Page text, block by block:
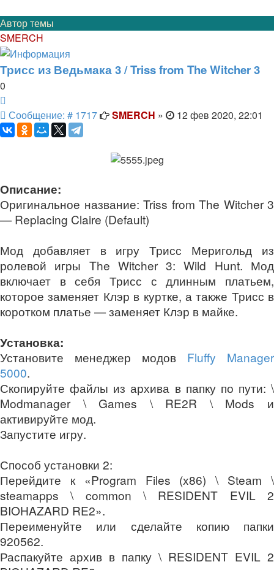
Автор темы
SMERCH
Трисс из Ведьмака 3 / Triss from The Witcher 3
0
Сообщение: # 1717Сообщение
SMERCH » 12 фев 2020, 22:01
Описание:
Оригинальное название: Triss from The Witcher 3
— Replacing Claire (Default)
Мод добавляет в игру Трисс Меригольд из
ролевой игры The Witcher 3: Wild Hunt. Мод
включает в себя Трисс с длинным платьем,
которое заменяет Клэр в куртке, а также Трисс в
коротком платье — заменяет Клэр в майке.
Установка:
Установите менеджер модов Fluffy Manager
5000.
Скопируйте файлы из архива в папку по пути: \
Modmanager \ Games \ RE2R \ Mods и
активируйте мод.
Запустите игру.
Способ установки 2:
Перейдите к «Program Files (x86) \ Steam \
steamapps \ common \ RESIDENT EVIL 2
BIOHAZARD RE2».
Переименуйте или сделайте копию папки
920562.
Распакуйте архив в папку \ RESIDENT EVIL 2